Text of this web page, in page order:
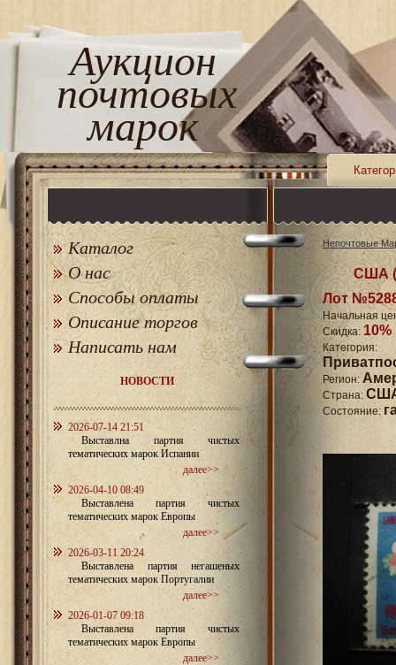
Аукцион
почтовых
марок
Каталог
О нас
Способы оплаты
Описание торгов
Написать нам
НОВОСТИ
2026-07-14 21:51
Выставлна партия чистых
тематических марок Испании
далее>>
2026-04-10 08:49
Выставлена партия чистых
тематических марок Европы
далее>>
2026-03-11 20:24
Выставлена партия негашеных
тематических марок Португалии
далее>>
2026-01-07 09:18
Выставлена партия чистых
тематических марок Европы
далее>>
Непочтовые
США
Лот
Начальная
Скидка: 10%
Регион:
Страна:
Состояние: